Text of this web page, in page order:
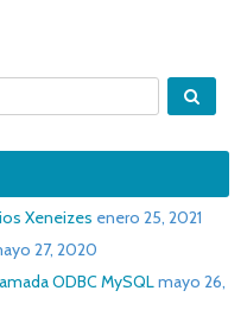
Xeneizes enero 25, 2021
27, 2020
ODBC MySQLmayo 26,